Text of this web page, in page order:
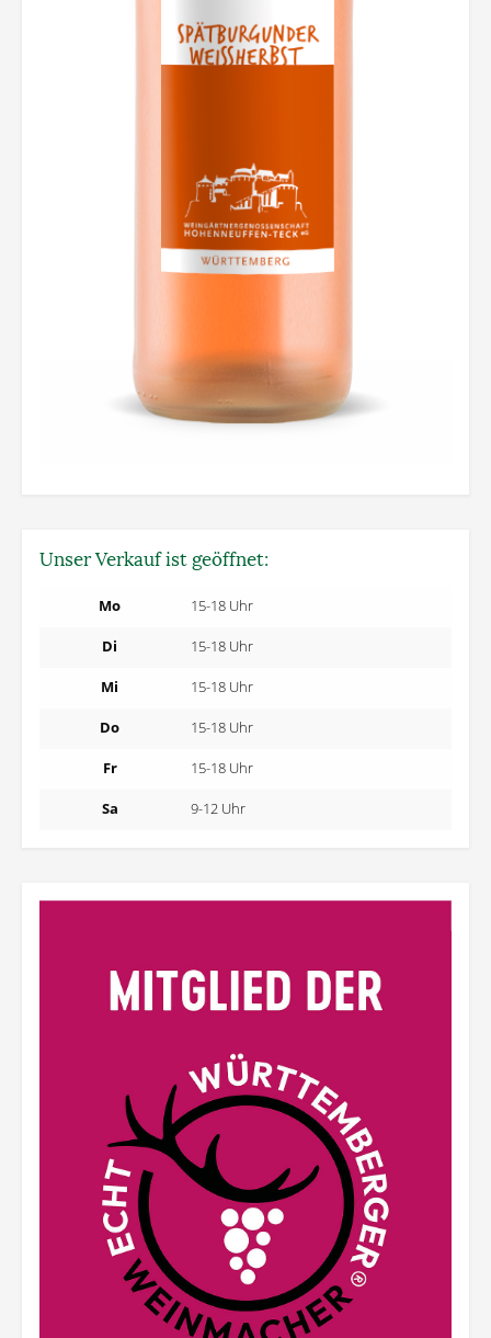
Unser Verkauf ist geöffnet:
Mo 15-18 Uhr
Di 15-18 Uhr
Mi 15-18 Uhr
Do 15-18 Uhr
Fr 15-18 Uhr
Sa 9-12 Uhr